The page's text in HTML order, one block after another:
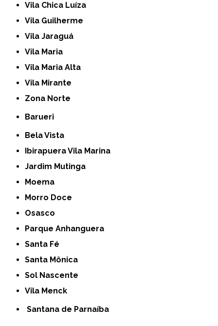
Vila Chica Luíza
Vila Guilherme
Vila Jaraguá
Vila Maria
Vila Maria Alta
Vila Mirante
Zona Norte
Barueri
Bela Vista
Ibirapuera Vila Marina
Jardim Mutinga
Moema
Morro Doce
Osasco
Parque Anhanguera
Santa Fé
Santa Mônica
Sol Nascente
Vila Menck
Santana de Parnaíba